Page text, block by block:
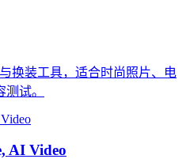
换装工具，适合时尚照片、电
试。
AI Video